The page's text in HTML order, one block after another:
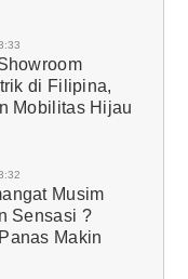
di Filipina,
Mobilitas Hijau
Musim
Sensasi ?
Makin